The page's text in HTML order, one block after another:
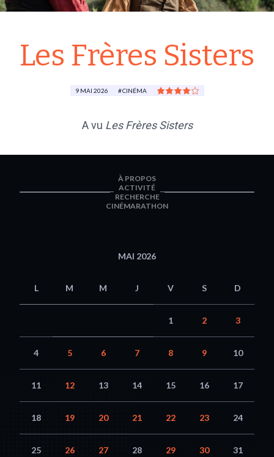
Les Frères Sisters
9 MAI 2026 CINÉMA
A vu Les Frères Sisters
À PROPOS
ACTIVITÉ
RECHERCHE
CINÉMARATHON
MAI 2026
L M M J V S D
1 2 3
4 5 6 7 8 9 10
11 12 13 14 15 16 17
18 19 20 21 22 23 24
25 26 27 28 29 30 31